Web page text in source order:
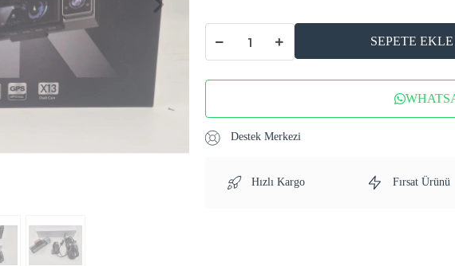
SEPETE EKLE
Destek Merkezi
Hızlı Kargo Fırsat Ürünü